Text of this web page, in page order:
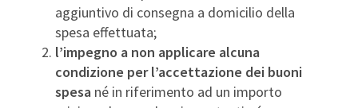
aggiuntivo di consegna a domicilio della
spesa effettuata;
l’impegno a non applicare alcuna
condizione per l’accettazione dei buoni
spesa né in riferimento ad un importo